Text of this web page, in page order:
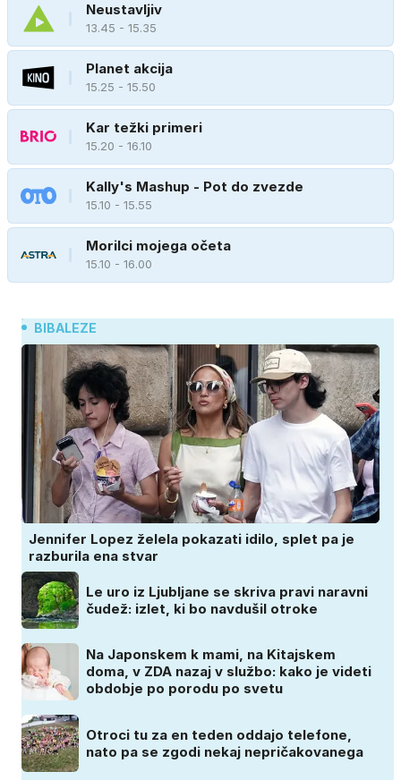
Neustavljiv
13.45 - 15.35
Planet akcija
15.25 - 15.50
Kar težki primeri
15.20 - 16.10
Kally's Mashup - Pot do zvezde
15.10 - 15.55
Morilci mojega očeta
15.10 - 16.00
BIBALEZE
Jennifer Lopez želela pokazati idilo, splet pa je
razburila ena stvar
Le uro iz Ljubljane se skriva pravi naravni
čudež: izlet, ki bo navdušil otroke
Na Japonskem k mami, na Kitajskem
doma, v ZDA nazaj v službo: kako je videti
obdobje po porodu po svetu
Otroci tu za en teden oddajo telefone,
nato pa se zgodi nekaj nepričakovanega